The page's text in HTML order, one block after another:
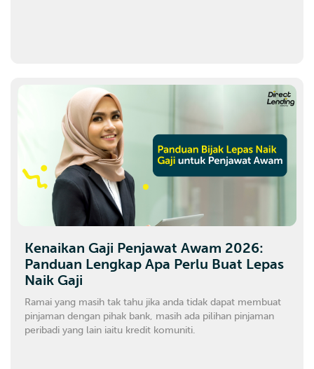
Kenaikan Gaji Penjawat Awam 2026:
Panduan Lengkap Apa Perlu Buat Lepas
Naik Gaji
Ramai yang masih tak tahu jika anda tidak dapat membuat
pinjaman dengan pihak bank, masih ada pilihan pinjaman
peribadi yang lain iaitu kredit komuniti.